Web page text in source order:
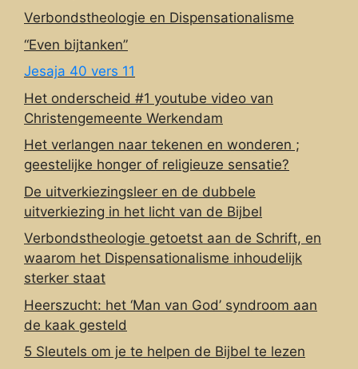
Verbondstheologie en Dispensationalisme
“Even bijtanken”
Jesaja 40 vers 11
Het onderscheid #1 youtube video van
Christengemeente Werkendam
Het verlangen naar tekenen en wonderen ;
geestelijke honger of religieuze sensatie?
De uitverkiezingsleer en de dubbele
uitverkiezing in het licht van de Bijbel
Verbondstheologie getoetst aan de Schrift, en
waarom het Dispensationalisme inhoudelijk
sterker staat
Heerszucht: het ‘Man van God’ syndroom aan
de kaak gesteld
5 Sleutels om je te helpen de Bijbel te lezen